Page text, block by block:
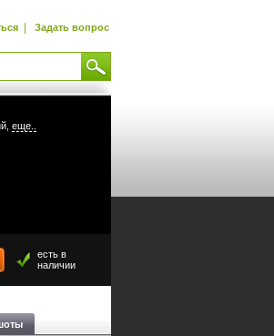
| Задать вопрос
еще..
есть в
наличии